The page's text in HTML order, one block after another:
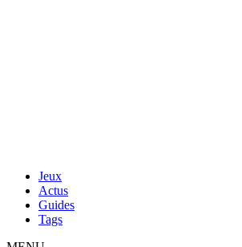
Jeux
Actus
Guides
Tags